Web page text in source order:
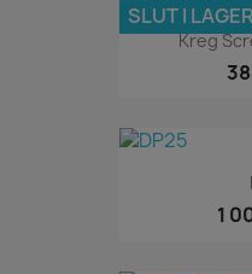
Kreg
SLUT I LAGER
1